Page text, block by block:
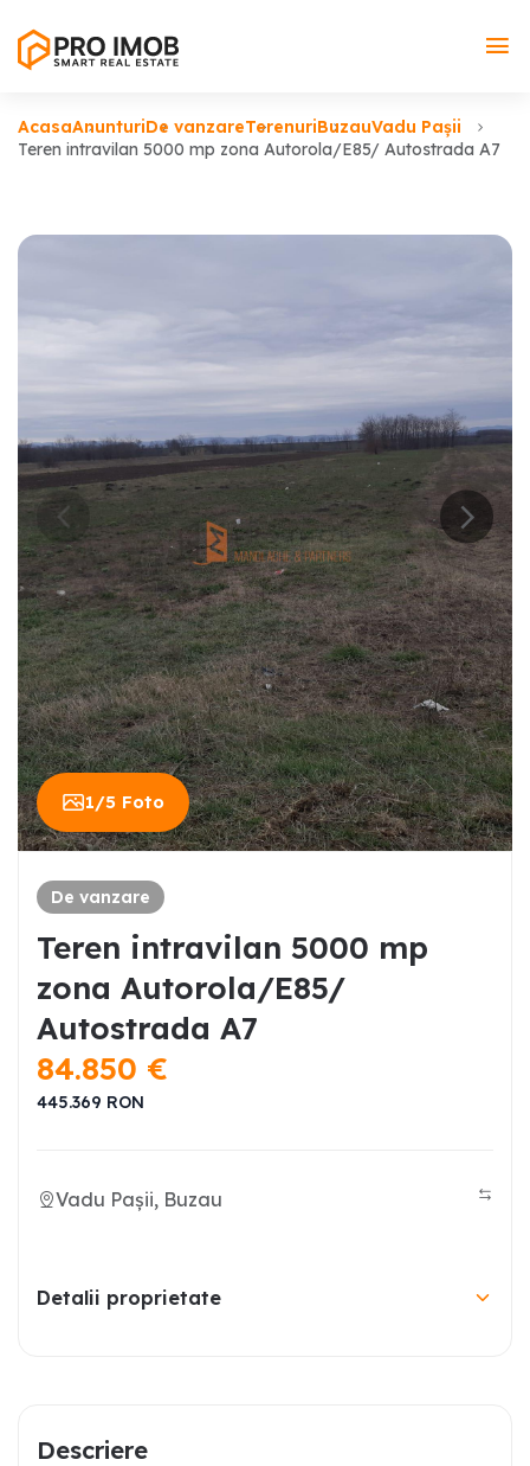
AcasaAnunturiDe vanzareTerenuriBuzauVadu Pașii
Teren intravilan 5000 mp zona Autorola/E85/ Autostrada A7
1/5 Foto
De vanzare
Teren intravilan 5000 mp
zona Autorola/E85/
Autostrada A7
84.850 €
445.369 RON
Vadu Pașii, Buzau
Detalii proprietate
Descriere